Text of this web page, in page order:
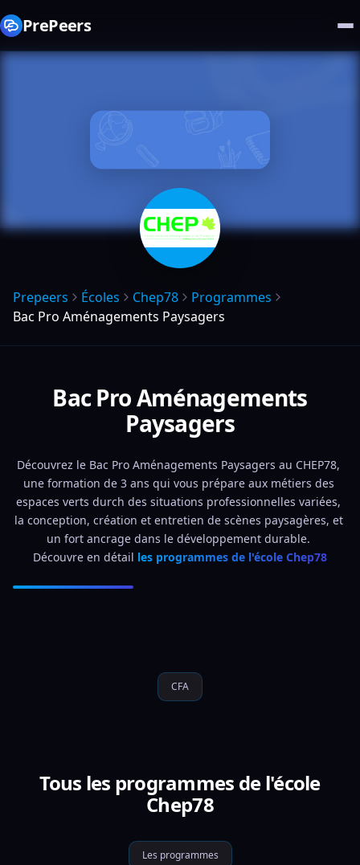
PrePeers
Prepeers Écoles Chep78
Programmes
Bac Pro Aménagements Paysagers
Bac Pro Aménagements
Paysagers
Découvrez le Bac Pro Aménagements Paysagers au CHEP78,
une formation de 3 ans qui vous prépare aux métiers des
espaces verts durch des situations professionnelles variées,
la conception, création et entretien de scènes paysagères, et
un fort ancrage dans le développement durable.
Découvre en détail les programmes de l'école Chep78
CFA
Tous les programmes de l'école
Chep78
Les programmes